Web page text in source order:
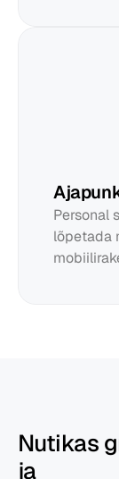
Personal
lõpetada
Nutikas
ja